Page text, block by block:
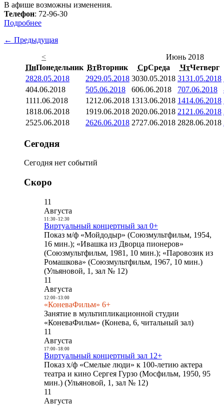
В афише возможны изменения.
Телефон: 72-96-30
Подробнее
← Предыдущая
<
Июнь 2018
ПнПонедельник ВтВторник СрСреда ЧтЧетверг
2828.05.2018 2929.05.2018 3030.05.2018 3131.05.2018
404.06.2018 505.06.2018 606.06.2018 707.06.2018
1111.06.2018 1212.06.2018 1313.06.2018 1414.06.2018
1818.06.2018 1919.06.2018 2020.06.2018 21 21.06.2018
2525.06.2018 2626.06.2018 2727.06.2018 2828.06.2018
Сегодня
Сегодня нет событий
Скоро
11
Августа
11:30- 12:30
Виртуальный концертный зал 0+
Показ м/ф «Мойдодыр» (Союзмультфильм, 1954,
16 мин.); «Ивашка из Дворца пионеров»
(Союзмультфильм, 1981, 10 мин.); «Паровозик из
Ромашкова» (Союзмультфильм, 1967, 10 мин.)
(Ульяновой, 1, зал № 12)
11
Августа
12:00- 13:00
«КоневаФильм» 6+
Занятие в мультипликационной студии
«КоневаФильм» (Конева, 6, читальный зал)
11
Августа
17:00- 18:00
Виртуальный концертный зал 12+
Показ х/ф «Смелые люди» к 100-летию актера
театра и кино Сергея Гурзо (Мосфильм, 1950, 95
мин.) (Ульяновой, 1, зал № 12)
11
Августа